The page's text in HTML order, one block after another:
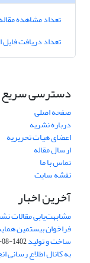
تعداد مشاهده مقاله
تعداد دریافت
دسترسی سریع
صفحه اصلی
درباره نشریه
اعضای هیات تحریریه
ارسال مقاله
تماس با ما
نقشه سایت
آخرین اخبار
مشابهت‌یابی مقالات
فراخوان بیستمین
ساخت و تولید1402-08-15
به کانال اطلاع رسانی